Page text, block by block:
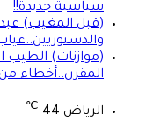
سياسية جديدة!!
(قبل المغيب)
(موازنات) الطيب
المقرن..أخطاء
الرياض 44
℃